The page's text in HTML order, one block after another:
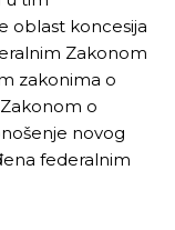
oblast koncesija
Zakonom
zakonima o
o
novog
federalnim